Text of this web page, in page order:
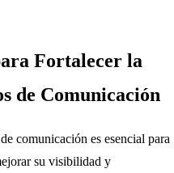
Fortalecer la
de Comunicación
comunicación es esencial para
su visibilidad y